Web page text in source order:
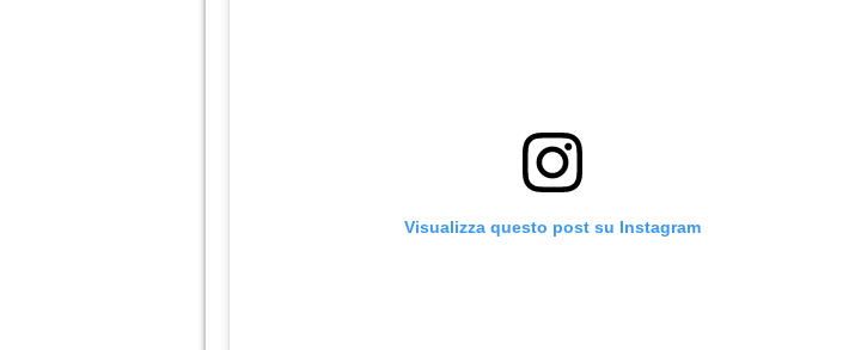
Visualizza questo post su Instagram